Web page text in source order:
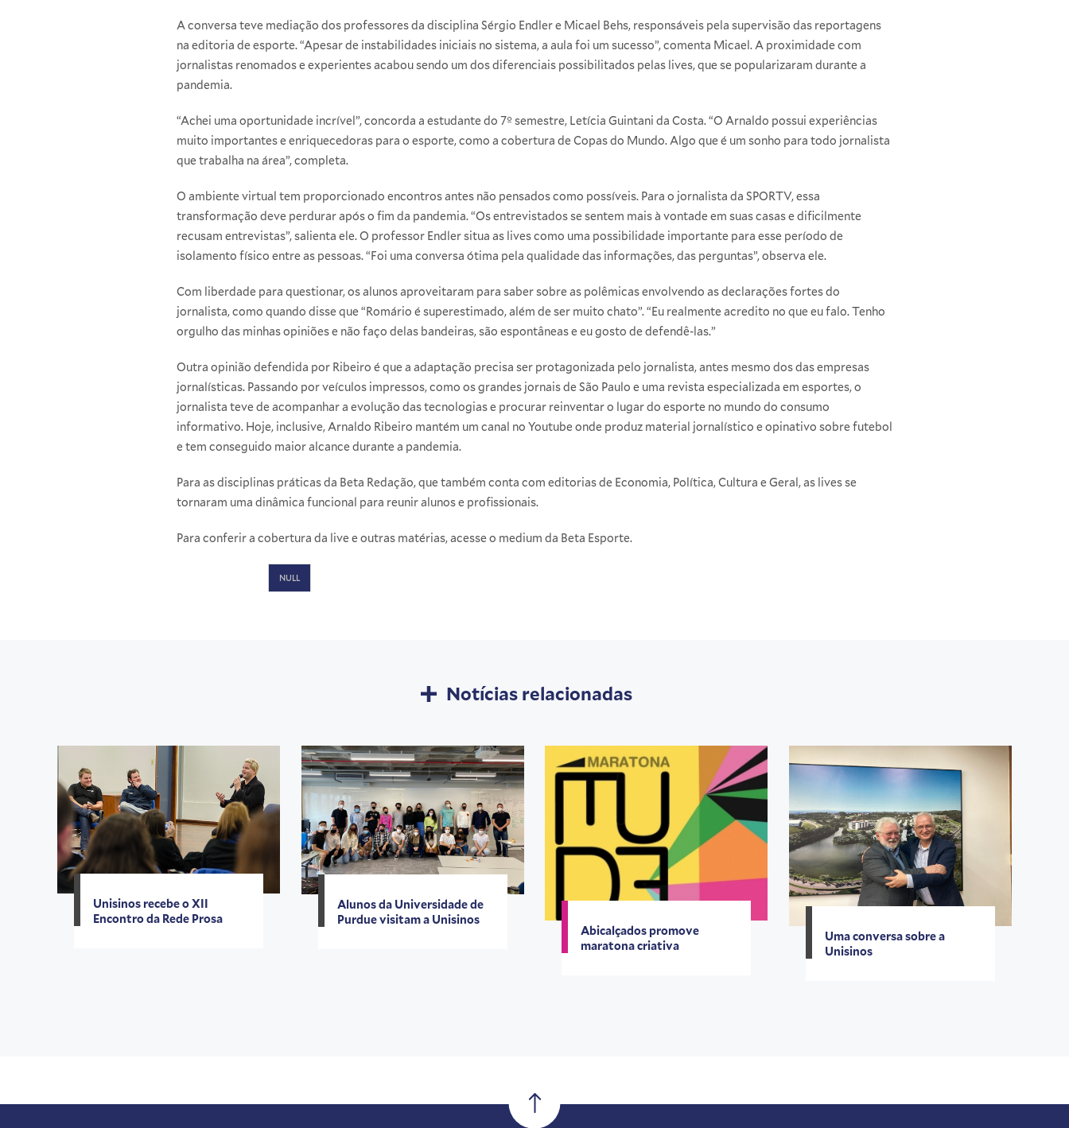
A conversa teve mediação dos professores da disciplina Sérgio Endler e Micael Behs, responsáveis pela supervisão das reportagens
na editoria de esporte. “Apesar de instabilidades iniciais no sistema, a aula foi um sucesso”, comenta Micael. A proximidade com
jornalistas renomados e experientes acabou sendo um dos diferenciais possibilitados pelas lives, que se popularizaram durante a
pandemia.
“Achei uma oportunidade incrível”, concorda a estudante do 7º semestre, Letícia Guintani da Costa. “O Arnaldo possui experiências
muito importantes e enriquecedoras para o esporte, como a cobertura de Copas do Mundo. Algo que é um sonho para todo jornalista
que trabalha na área”, completa.
O ambiente virtual tem proporcionado encontros antes não pensados como possíveis. Para o jornalista da SPORTV, essa
transformação deve perdurar após o fim da pandemia. “Os entrevistados se sentem mais à vontade em suas casas e dificilmente
recusam entrevistas”, salienta ele. O professor Endler situa as lives como uma possibilidade importante para esse período de
isolamento físico entre as pessoas. “Foi uma conversa ótima pela qualidade das informações, das perguntas”, observa ele.
Com liberdade para questionar, os alunos aproveitaram para saber sobre as polêmicas envolvendo as declarações fortes do
jornalista, como quando disse que “Romário é superestimado, além de ser muito chato”. “Eu realmente acredito no que eu falo. Tenho
orgulho das minhas opiniões e não faço delas bandeiras, são espontâneas e eu gosto de defendê-las.”
Outra opinião defendida por Ribeiro é que a adaptação precisa ser protagonizada pelo jornalista, antes mesmo dos das empresas
jornalísticas. Passando por veículos impressos, como os grandes jornais de São Paulo e uma revista especializada em esportes, o
jornalista teve de acompanhar a evolução das tecnologias e procurar reinventar o lugar do esporte no mundo do consumo
informativo. Hoje, inclusive, Arnaldo Ribeiro mantém um canal no Youtubeonde produz material jornalístico e opinativo sobre futebol
e tem conseguido maior alcance durante a pandemia.
Para as disciplinas práticas da Beta Redação, que também conta com editorias de Economia, Política,Cultura eGeral, as lives se
tornaram uma dinâmica funcional para reunir alunos e profissionais.
Para conferir a cobertura da live e outras matérias, acesse o medium da Beta Esporte.
NULL
Notícias relacionadas
Unisinos recebe o XII
Encontro da Rede Prosa
Alunos da Universidade de
Purdue visitam a Unisinos
Abicalçados promove
maratona criativa
Uma conversa sobre a
Unisinos